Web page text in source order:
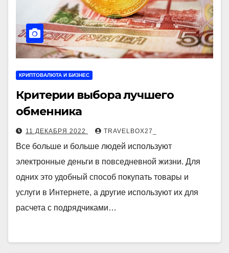
КРИПТОВАЛЮТА И БИЗНЕС
Критерии выбора лучшего
обменника
11 ДЕКАБРЯ 2022 TRAVELBOX27_
Все больше и больше людей используют
электронные деньги в повседневной жизни. Для
одних это удобный способ покупать товары и
услуги в Интернете, а другие используют их для
расчета с подрядчиками…